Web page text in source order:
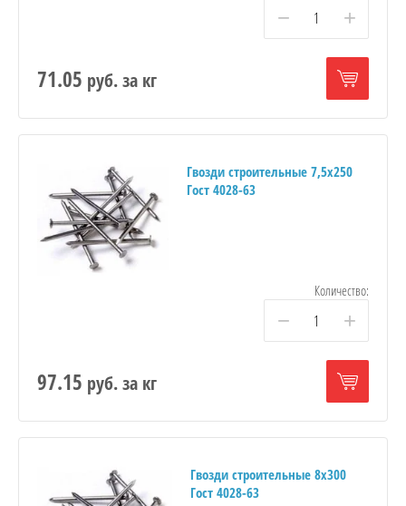
− +
71.05 руб.за кг
Гвозди строительные 7,5х250
Гост 4028-63
Количество:
− +
97.15 руб.за кг
Гвозди строительные 8х300
Гост 4028-63